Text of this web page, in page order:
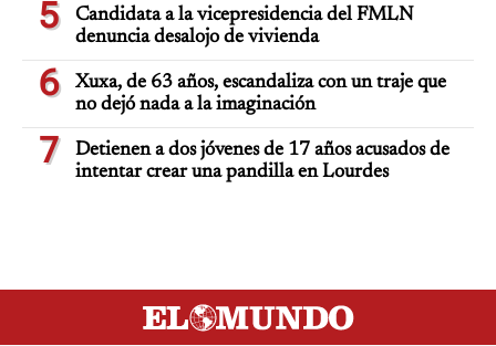
5
Candidata a la vicepresidencia del FMLN
denuncia desalojo de vivienda
6
Xuxa, de 63 años, escandaliza con un traje que
no dejó nada a la imaginación
7
Detienen a dos jóvenes de 17 años acusados de
intentar crear una pandilla en Lourdes